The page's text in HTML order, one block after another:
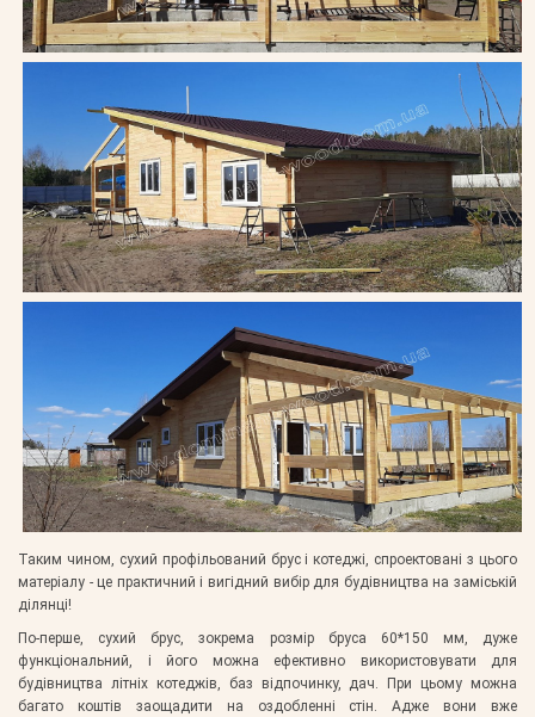
Таким чином, сухий профільований брус і котеджі, спроектовані з цього
матеріалу - це практичний і вигідний вибір для будівництва на заміській
ділянці!
По-перше, сухий брус, зокрема розмір бруса 60*150 мм, дуже
функціональний, і його можна ефективно використовувати для
будівництва літніх котеджів, баз відпочинку, дач. При цьому можна
багато коштів заощадити на оздобленні стін. Адже вони вже